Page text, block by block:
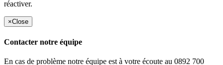
réactiver.
×Close
Contacter notre équipe
En cas de problème notre équipe est à votre écoute au 0892 700